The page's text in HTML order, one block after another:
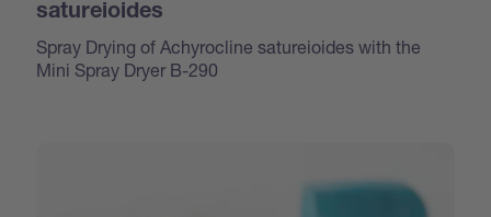
satureioides
Spray Drying of Achyrocline satureioides with the
Mini Spray Dryer B-290